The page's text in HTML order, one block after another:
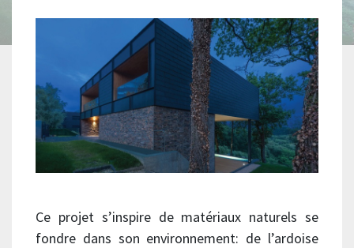
Ce projet s’inspire de matériaux naturels se
fondre dans son environnement: de l’ardoise